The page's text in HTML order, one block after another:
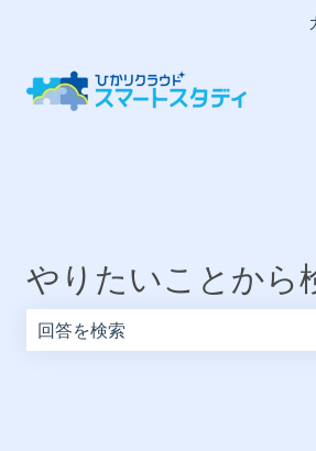
やりたいことから